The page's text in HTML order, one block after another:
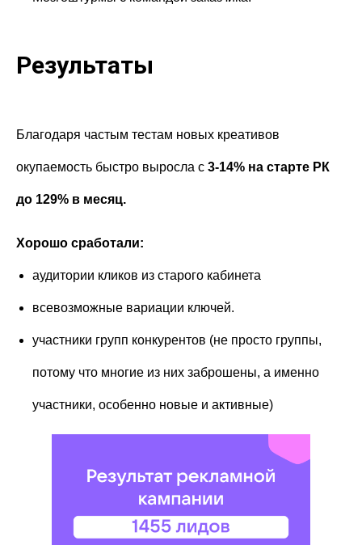
Результаты
Благодаря частым тестам новых креативов
окупаемость быстро выросла с 3-14% на старте РК
до 129% в месяц.
Хорошо сработали:
аудитории кликов из старого кабинета
всевозможные вариации ключей.
участники групп конкурентов (не просто группы,
потому что многие из них заброшены, а именно
участники, особенно новые и активные)